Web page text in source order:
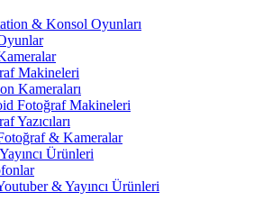
& Konsol Oyunları
Makineleri
Kameraları
Fotoğraf Makineleri
Yazıcıları
& Kameralar
Ürünleri
& Yayıncı Ürünleri